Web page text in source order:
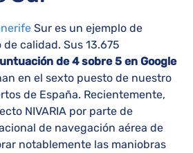
Sur es un ejemplo de
calidad. Sus 13.675
de 4 sobre 5 en Google
en el sexto puesto de nuestro
de España. Recientemente,
NIVARIA por parte de
de navegación aérea de
notablemente las maniobras